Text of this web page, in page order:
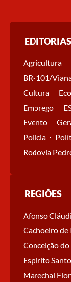
EDITORIAS
Agricultura
BR-101/
Cultura
Emprego
Evento
Polícia
Rodovia
REGIÕES
Afonso
Cachoeiro
Conceição
Espírito Santo
Marechal